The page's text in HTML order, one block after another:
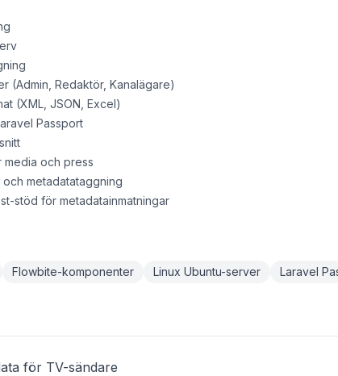
(Admin, Redaktör, Kanalägare)
(XML, JSON, Excel)
Passport
och press
metadatataggning
stöd för metadatainmatningar
Flowbite-komponenter Linux Ubuntu-server Laravel
för TV-sändare